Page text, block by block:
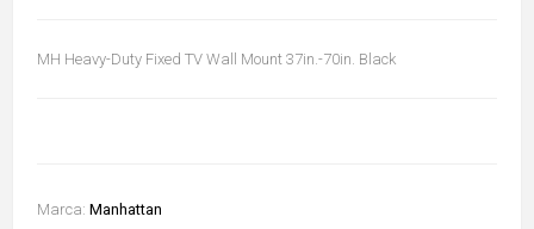
MH Heavy-Duty Fixed TV Wall Mount 37in.-70in. Black
Marca: Manhattan